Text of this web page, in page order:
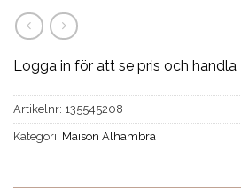
Logga in för att se pris och handla
Artikelnr: 135545208
Kategori: Maison Alhambra